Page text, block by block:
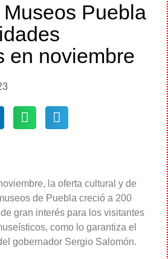
Puebla
en noviembre
la oferta cultural y de
de Puebla creció a 200
gran interés para los visitantes
como lo garantiza el
gobernador Sergio Salomón.